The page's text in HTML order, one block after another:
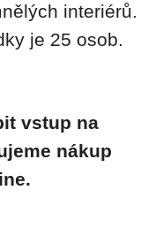
interiérů.
je 25 osob.
vstup na
nákup